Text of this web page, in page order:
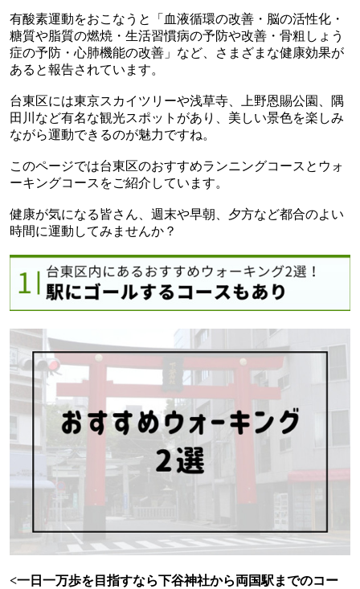
有酸素運動をおこなうと「血液循環の改善・脳の活性化・
糖質や脂質の燃焼・生活習慣病の予防や改善・骨粗しょう
症の予防・心肺機能の改善」など、さまざまな健康効果が
あると報告されています。
台東区には東京スカイツリーや浅草寺、上野恩賜公園、隅
田川など有名な観光スポットがあり、美しい景色を楽しみ
ながら運動できるのが魅力ですね。
このページでは台東区のおすすめランニングコースとウォ
ーキングコースをご紹介しています。
健康が気になる皆さん、週末や早朝、夕方など都合のよい
時間に運動してみませんか？
<一日一万歩を目指すなら下谷神社から両国駅までのコー